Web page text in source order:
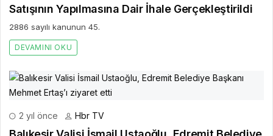
Satışının Yapılmasına Dair İhale Gerçekleştirildi
2886 sayılı kanunun 45.
DEVAMINI OKU
2 yıl önce Hbr TV